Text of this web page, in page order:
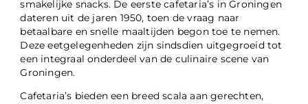
smakelijke snacks. De eerste cafetaria’s in Groningen
dateren uit de jaren 1950, toen de vraag naar
betaalbare en snelle maaltijden begon toe te nemen.
Deze eetgelegenheden zijn sindsdien uitgegroeid tot
een integraal onderdeel van de culinaire scene van
Groningen.
Cafetaria’s bieden een breed scala aan gerechten,